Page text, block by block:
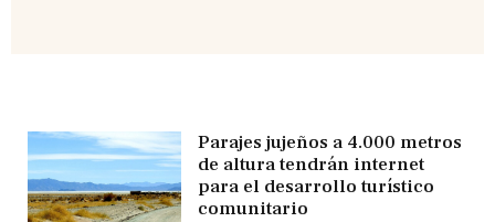
Parajes jujeños a 4.000 metros
de altura tendrán internet
para el desarrollo turístico
comunitario